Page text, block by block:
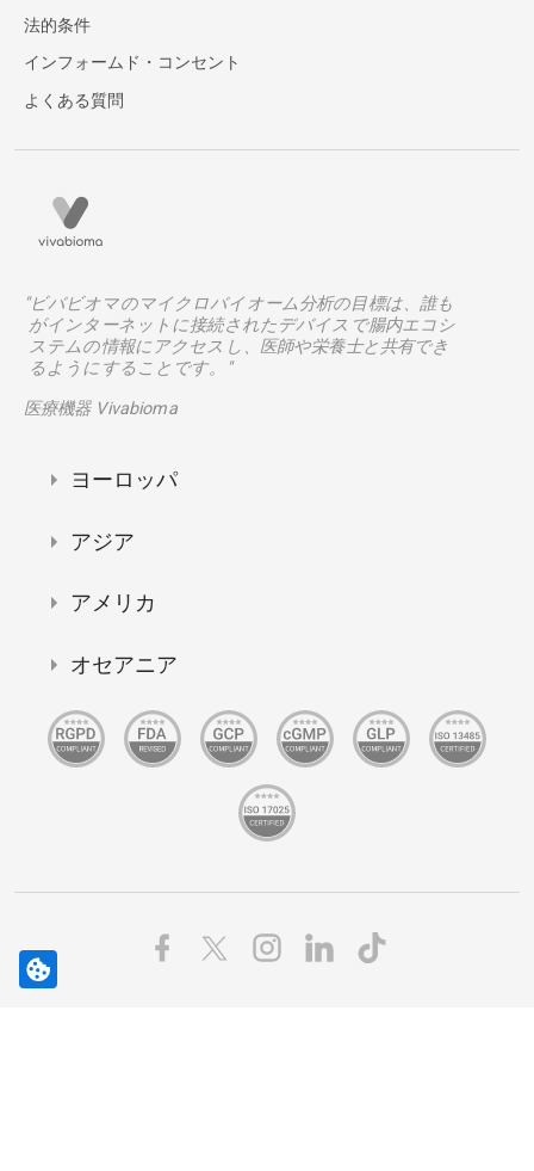
法的条件
インフォームド・コンセント
よくある質問
"ビバビオマのマイクロバイオーム分析の目標は、誰も
がインターネットに接続されたデバイスで腸内エコシ
ステムの情報にアクセスし、医師や栄養士と共有でき
るようにすることです。"
医療機器 Vivabioma
ヨーロッパ
アジア
アメリカ
オセアニア